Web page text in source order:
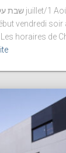
horaires de